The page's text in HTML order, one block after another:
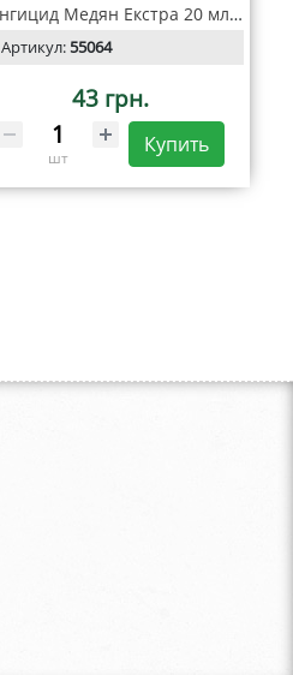
Фунгицид Медян Екстра 20 мл, ProtectOn
Артикул:55064
43 грн.
шт
Купить